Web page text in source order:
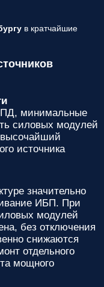
в кратчайшие
минимальные
силовых модулей
высочайший
источника
значительно
ИБП. При
модулей
без отключения
снижаются
отдельного
мощного